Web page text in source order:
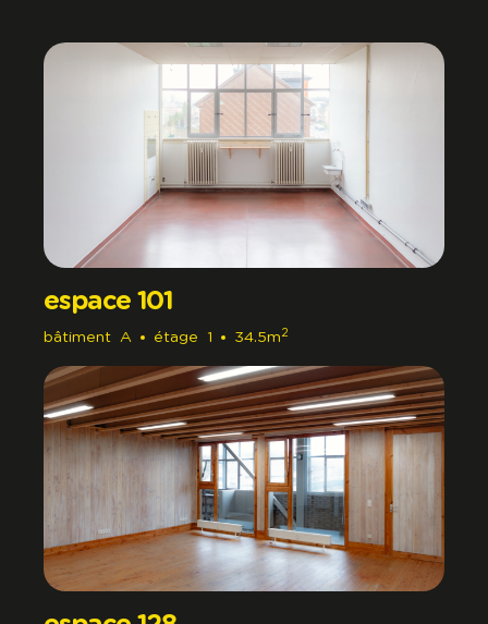
espace 101
bâtiment A étage 1 34.5m 2